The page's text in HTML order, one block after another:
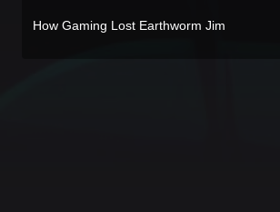
How Gaming Lost Earthworm Jim